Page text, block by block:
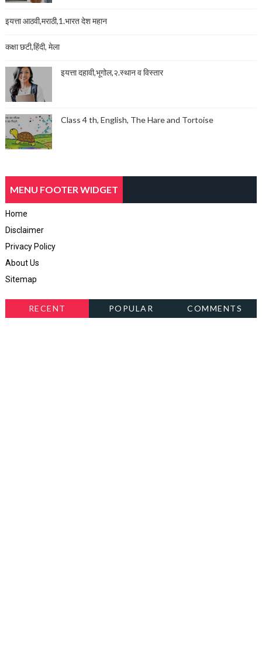
इयत्ता आठवी,मराठी,1.भारत देश महान
कक्षा छटी,हिंदी, मेला
इयत्ता दहावी,भूगोल,२.स्थान व विस्तार
Class 4 th, English, The Hare and Tortoise
MENU FOOTER WIDGET
Home
Disclaimer
Privacy Policy
About Us
Sitemap
RECENT POPULAR COMMENTS